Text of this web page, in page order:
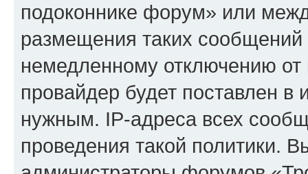
подоконнике форум» или
размещения таких
немедленному отключению
провайдер будет поставлен в
нужным. IP-адреса всех
проведения такой политики.